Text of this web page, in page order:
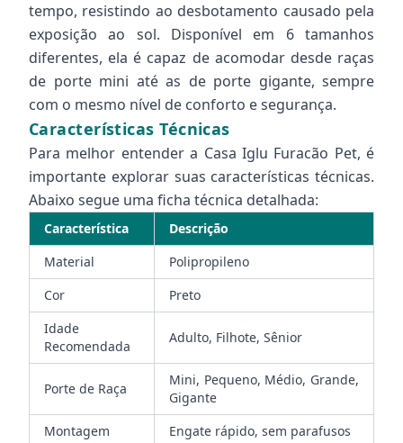
tempo, resistindo ao desbotamento causado pela
exposição ao sol. Disponível em 6 tamanhos
diferentes, ela é capaz de acomodar desde raças
de porte mini até as de porte gigante, sempre
com o mesmo nível de conforto e segurança.
Características Técnicas
Para melhor entender a Casa Iglu Furacão Pet, é
importante explorar suas características técnicas.
Abaixo segue uma ficha técnica detalhada:
Característica
Descrição
Material
Polipropileno
Cor
Preto
Idade
Recomendada
Adulto, Filhote, Sênior
Porte de Raça
Mini, Pequeno, Médio, Grande,
Gigante
Montagem
Engate rápido, sem parafusos